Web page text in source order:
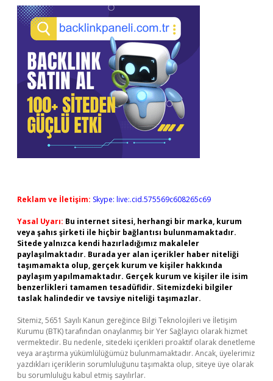
Reklam ve İletişim: Skype: live:.cid.575569c608265c69
Yasal Uyarı: Bu internet sitesi, herhangi bir marka, kurum
veya şahıs şirketi ile hiçbir bağlantısı bulunmamaktadır.
Sitede yalnızca kendi hazırladığımız makaleler
paylaşılmaktadır. Burada yer alan içerikler haber niteliği
taşımamakta olup, gerçek kurum ve kişiler hakkında
paylaşım yapılmamaktadır. Gerçek kurum ve kişiler ile isim
benzerlikleri tamamen tesadüfidir. Sitemizdeki bilgiler
taslak halindedir ve tavsiye niteliği taşımazlar.
Sitemiz, 5651 Sayılı Kanun gereğince Bilgi Teknolojileri ve İletişim
Kurumu (BTK) tarafından onaylanmış bir Yer Sağlayıcı olarak hizmet
vermektedir. Bu nedenle, sitedeki içerikleri proaktif olarak denetleme
veya araştırma yükümlülüğümüz bulunmamaktadır. Ancak, üyelerimiz
yazdıkları içeriklerin sorumluluğunu taşımakta olup, siteye üye olarak
bu sorumluluğu kabul etmiş sayılırlar.